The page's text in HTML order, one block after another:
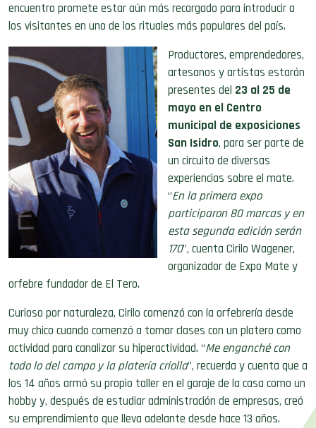
encuentro promete estar aún más recargado para introducir a
los visitantes en uno de los rituales más populares del país.
Productores, emprendedores,
artesanos y artistas estarán
presentes del 23 al 25 de
mayo en el Centro
municipal de exposiciones
San Isidro, para ser parte de
un circuito de diversas
experiencias sobre el mate.
“En la primera expo
participaron 80 marcas y en
esta segunda edición serán
170”, cuenta Cirilo Wagener,
organizador de Expo Mate y
orfebre fundador de El Tero.
Curioso por naturaleza, Cirilo comenzó con la orfebrería desde
muy chico cuando comenzó a tomar clases con un platero como
actividad para canalizar su hiperactividad. “Me enganché con
todo lo del campo y la platería criolla”, recuerda y cuenta que a
los 14 años armó su propio taller en el garaje de la casa como un
hobby y, después de estudiar administración de empresas, creó
su emprendimiento que lleva adelante desde hace 13 años.